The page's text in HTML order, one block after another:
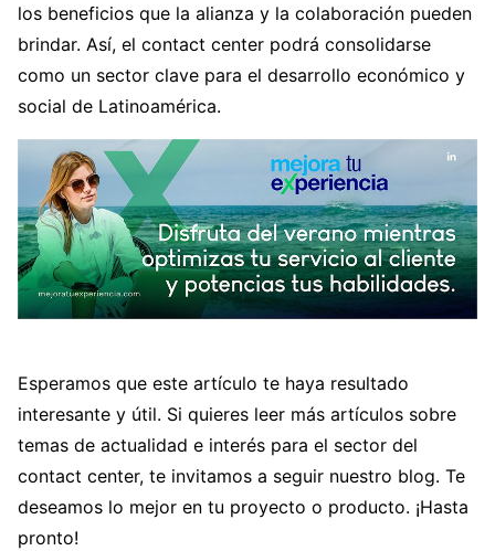
los beneficios que la alianza y la colaboración pueden
brindar. Así, el contact center podrá consolidarse
como un sector clave para el desarrollo económico y
social de Latinoamérica.
Esperamos que este artículo te haya resultado
interesante y útil. Si quieres leer más artículos sobre
temas de actualidad e interés para el sector del
contact center, te invitamos a seguir nuestro blog. Te
deseamos lo mejor en tu proyecto o producto. ¡Hasta
pronto!